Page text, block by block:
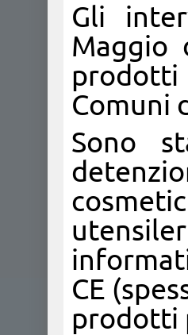
Gli
Maggio
prodotti
Comuni
Sono
CE
prodotti